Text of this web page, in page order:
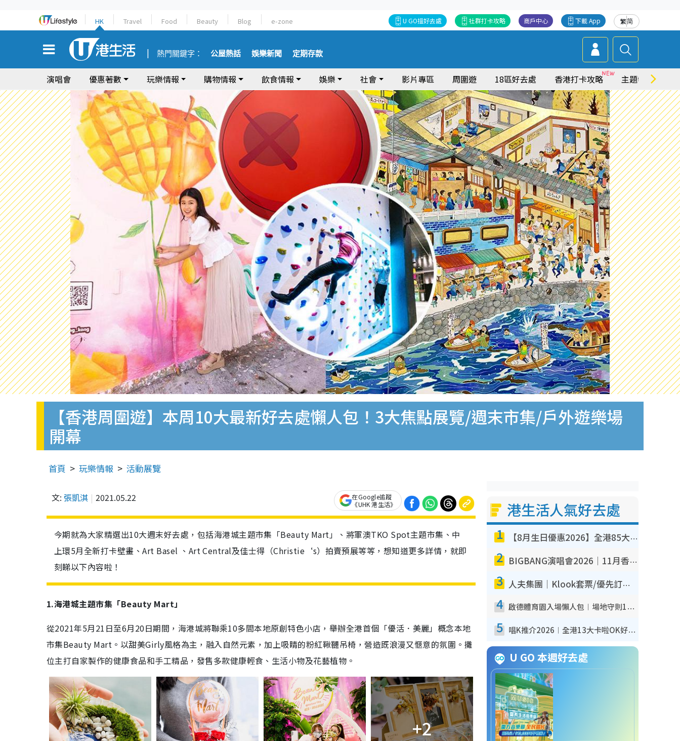
HK Travel Food Beauty Blog e-zone 繁简
下載 App
商戶中心
社群打卡攻略
U GO搵好去處
熱門關鍵字： 公屋熱話 娛樂新聞 定期存款
演唱會 優惠著數 玩樂情報 購物情報 飲食情報 娛樂 社會 影片專區 周圍遊 18區好去處 香港打卡攻略 主題特集
【香港周圍遊】本周10大最新好去處懶人包！3大焦點展覽/週末市集/戶外遊樂場
開幕
首頁 玩樂情報 活動展覽
文: 張凱淇 2021.05.22
在Google追蹤
《UHK 港生活》
今期就為大家精選出10大週末好去處，包括海港城主題市集「Beauty Mart」、將軍澳TKO Spot主題市集、中
上環5月全新打卡壁畫、Art Basel 、Art Central及佳士得（Christie‘s）拍賣預展等等，想知道更多詳情，就即
刻睇以下內容啦！
1.海港城主題市集「Beauty Mart」
從2021年5月21日至6月20日期間，海港城將聯乘10多間本地原創特色小店，舉辦全港首個「優活．美麗」概念本地
市集Beauty Mart。以甜美Girly風格為主，融入自然元素，加上吸睛的粉紅鞦韆吊椅，營造既浪漫又愜意的氛圍。攤
位主打自家製作的健康食品和手工精品，發售多款健康輕食、生活小物及花藝植物。
+2
港生活人氣好去處
1 【8月生日優惠2026】全港85大食買玩著數攻略 自助餐/火鍋放題同行免費＋誠品/DONKI送現金券
2 BIGBANG演唱會2026｜11月香港啟德開3場！實名制VIP申請、優先購票攻略
3 人夫集團｜Klook套票/優先訂票/公開發售搶飛攻略！附票價.購票連結.場地座位表
4 啟德體育園入場懶人包︱場地守則12違禁品不可進場准帶細水樽但全場禁樽蓋！應援牌有限制！
5 唱K推介2026︱全港13大卡啦OK好去處！最平$36起 日文K都有！(附地址+收費詳情)
U GO 本週好去處